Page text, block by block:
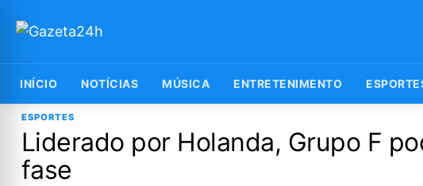
INÍCIO NOTÍCIAS MÚSICA ENTRETENIMENTO
ESPORTES
Liderado por Holanda, Grupo F
fase